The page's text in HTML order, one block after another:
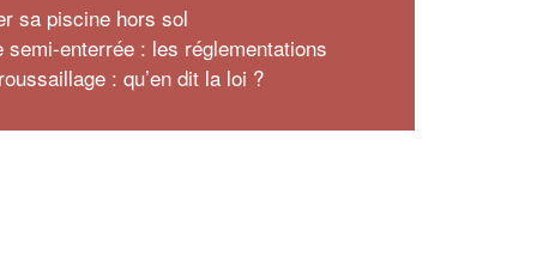
sa piscine hors sol
semi-enterrée : les réglementations
: qu’en dit la loi ?